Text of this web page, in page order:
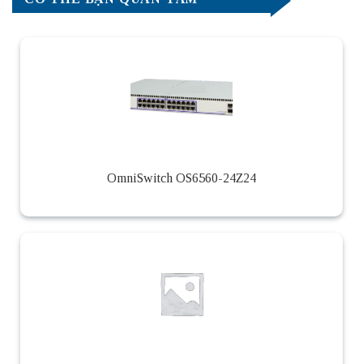
OmniSwitch OS6560-24Z24